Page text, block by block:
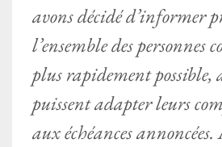
avons décidé d’informer
l’ensemble des personnes
plus rapidement possible,
puissent adapter leurs
aux échéances